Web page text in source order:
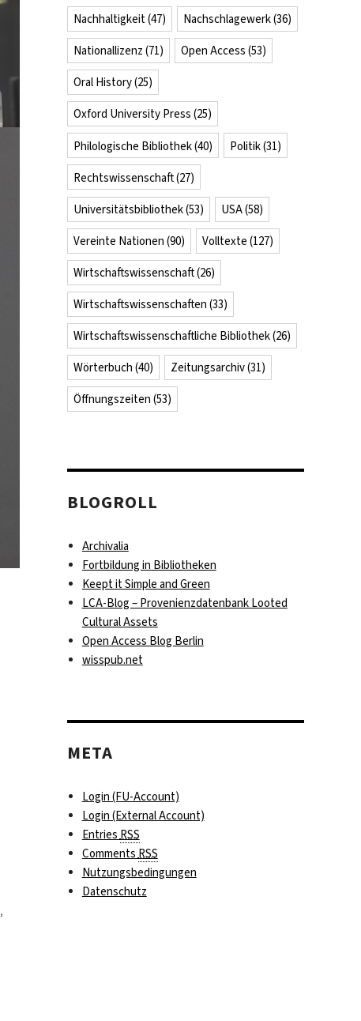
,
Nachhaltigkeit(47) Nachschlagewerk(36)
Nationallizenz (71) Open Access (53)
Oral History(25)
Oxford University Press (25)
Philologische Bibliothek(40) Politik(31)
Rechtswissenschaft(27)
Universitätsbibliothek(53) USA(58)
Vereinte Nationen (90) Volltexte (127)
Wirtschaftswissenschaft(26)
Wirtschaftswissenschaften (33)
Wirtschaftswissenschaftliche Bibliothek(26)
Wörterbuch (40) Zeitungsarchiv(31)
Öffnungszeiten (53)
BLOGROLL
Archivalia
Fortbildung in Bibliotheken
Keept it Simple and Green
LCA-Blog – Provenienzdatenbank Looted
Cultural Assets
Open Access Blog Berlin
wisspub.net
META
Login (FU-Account)
Login (External Account)
EntriesRSS
CommentsRSS
Nutzungsbedingungen
Datenschutz